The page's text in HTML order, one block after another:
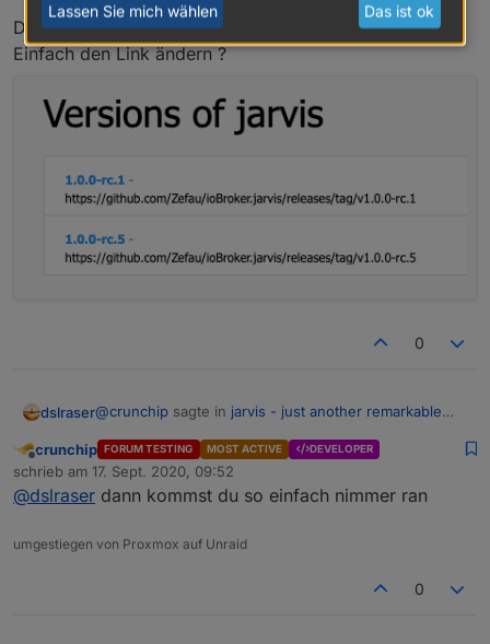
Die gibt es im iobroker so nicht/nicht mehr
Einfach den Link ändern ?
0
dslraser@crunchip sagte in jarvis - just another remarkable
habe noch die rc.4, da funktioniert es
Einfach den Link ändern ?
Offline
crunchip FORUM TESTING MOST ACTIVE DEVELOPER
schrieb am 17. Sept. 2020, 09:52
zuletzt editiert von
@dslraser dann kommst du so einfach nimmer ran
umgestiegen von Proxmox auf Unraid
0
Lassen Sie mich wählen Das ist ok